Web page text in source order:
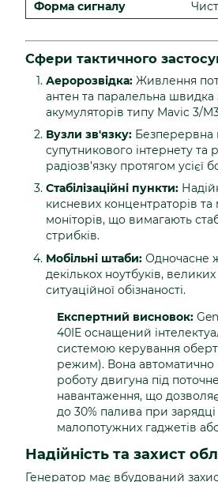
Форма сигналу
Сфери тактичного
Аеророзвідка: Живлення
антен та паралельна швидка
акумуляторів типу Mavic 3/
Вузли зв'язку: Безперервна
супутникового інтернету та
радіозв’язку протягом усієї
Стабілізаційні пункти:
кисневих концентраторів
моніторів, що вимагають
стрибків.
Мобільні штаби: Одночасне
декількох ноутбуків,
ситуаційної обізнаності.
Експертний висновок:
40IE оснащений
системою керування
режим). Вона автоматично
роботу двигуна під поточне
навантаження, що
до 30% палива при зарядці
малопотужних гаджетів
Надійність та захист
Генератор має вбудований